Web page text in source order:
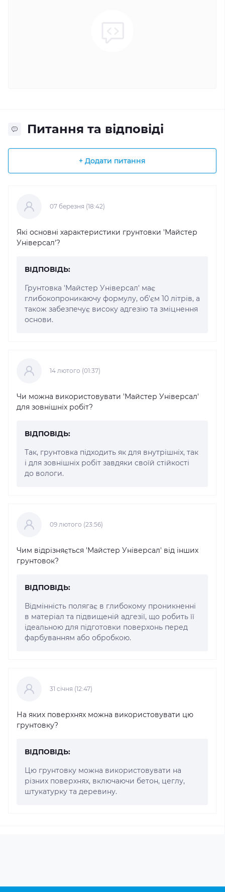
Питання та відповіді
+ Додати питання
07 березня (18:42)
Які основні характеристики грунтовки 'Майстер
Універсал'?
ВІДПОВІДЬ:
Грунтовка 'Майстер Універсал' має
глибокопроникаючу формулу, об'єм 10 літрів, а
також забезпечує високу адгезію та зміцнення
основи.
14 лютого (01:37)
Чи можна використовувати 'Майстер Універсал'
для зовнішніх робіт?
ВІДПОВІДЬ:
Так, грунтовка підходить як для внутрішніх, так
і для зовнішніх робіт завдяки своїй стійкості
до вологи.
09 лютого (23:56)
Чим відрізняється 'Майстер Універсал' від інших
грунтовок?
ВІДПОВІДЬ:
Відмінність полягає в глибокому проникненні
в матеріал та підвищеній адгезії, що робить її
ідеальною для підготовки поверхонь перед
фарбуванням або обробкою.
31 cічня (12:47)
На яких поверхнях можна використовувати цю
грунтовку?
ВІДПОВІДЬ:
Цю грунтовку можна використовувати на
різних поверхнях, включаючи бетон, цеглу,
штукатурку та деревину.